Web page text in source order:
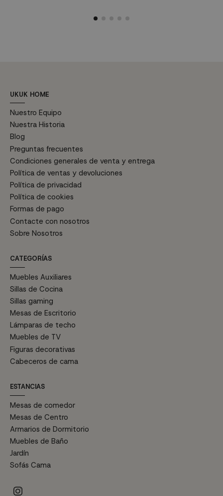
medidas de 122 cm de ancho,
61 cm de profundidad y 48 cm
UKUK HOME
Nuestro Equipo
Nuestra Historia
Blog
Preguntas frecuentes
Condiciones generales de venta y entrega
Política de ventas y devoluciones
Política de privacidad
Política de cookies
Formas de pago
Contacte con nosotros
Sobre Nosotros
CATEGORÍAS
Muebles Auxiliares
Sillas de Cocina
Sillas gaming
Mesas de Escritorio
Lámparas de techo
Muebles de TV
Figuras decorativas
Cabeceros de cama
ESTANCIAS
Mesas de comedor
Mesas de Centro
Armarios de Dormitorio
Muebles de Baño
Jardín
Sofás Cama